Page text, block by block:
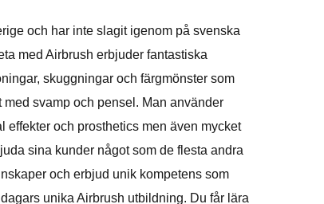
och har inte slagit igenom på svenska
med Airbrush erbjuder fantastiska
skuggningar och färgmönster som
svamp och pensel. Man använder
och prosthetics men även mycket
sina kunder något som de flesta andra
och erbjud unik kompetens som
unika Airbrush utbildning. Du får lära